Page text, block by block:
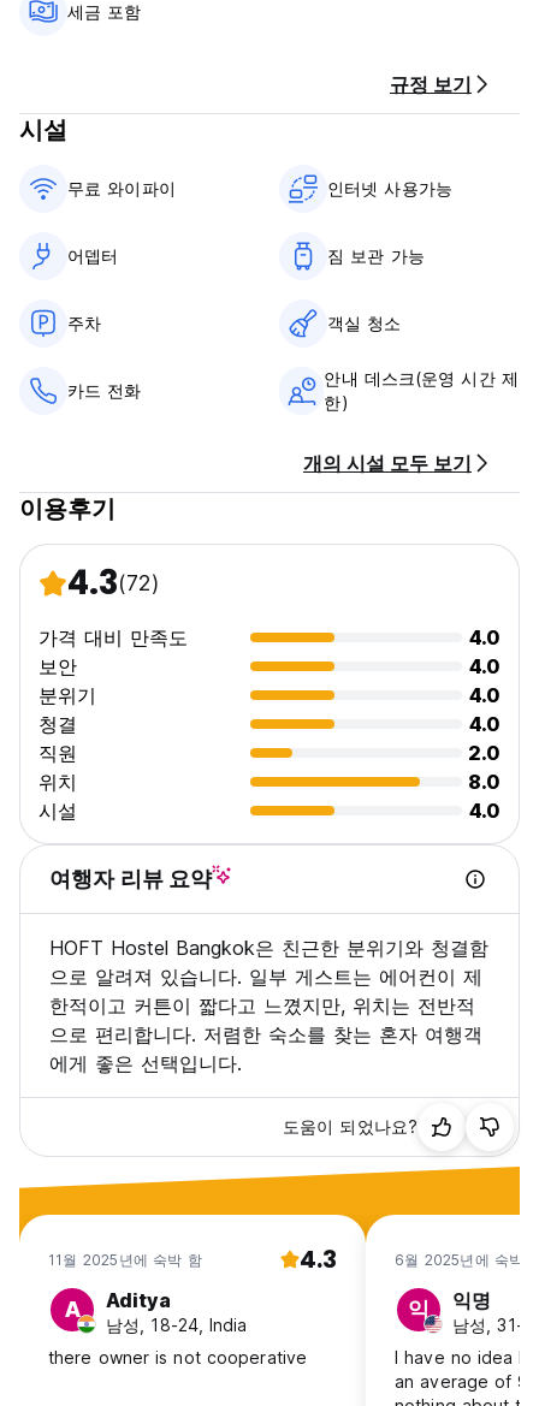
세금 포함
규정 보기
시설
무료 와이파이 인터넷 사용가능
어뎁터 짐 보관 가능
주차 객실 청소
카드 전화
안내 데스크(운영 시간 제
한)
개의 시설 모두 보기
이용후기
4.3(72)
가격 대비 만족도
4.0
보안
4.0
분위기
4.0
청결
4.0
직원
2.0
위치
8.0
시설
4.0
여행자 리뷰 요약
HOFT Hostel Bangkok은 친근한 분위기와 청결함
으로 알려져 있습니다. 일부 게스트는 에어컨이 제
한적이고 커튼이 짧다고 느꼈지만, 위치는 전반적
으로 편리합니다. 저렴한 숙소를 찾는 혼자 여행객
에게 좋은 선택입니다.
도움이 되었나요?
11월 2025년에 숙박 함 4.3
A Aditya
남성, 18-24, India
there owner is not cooperative
6월 2025년에 숙박
익 익명
남성, 31-
I have no idea
an average of